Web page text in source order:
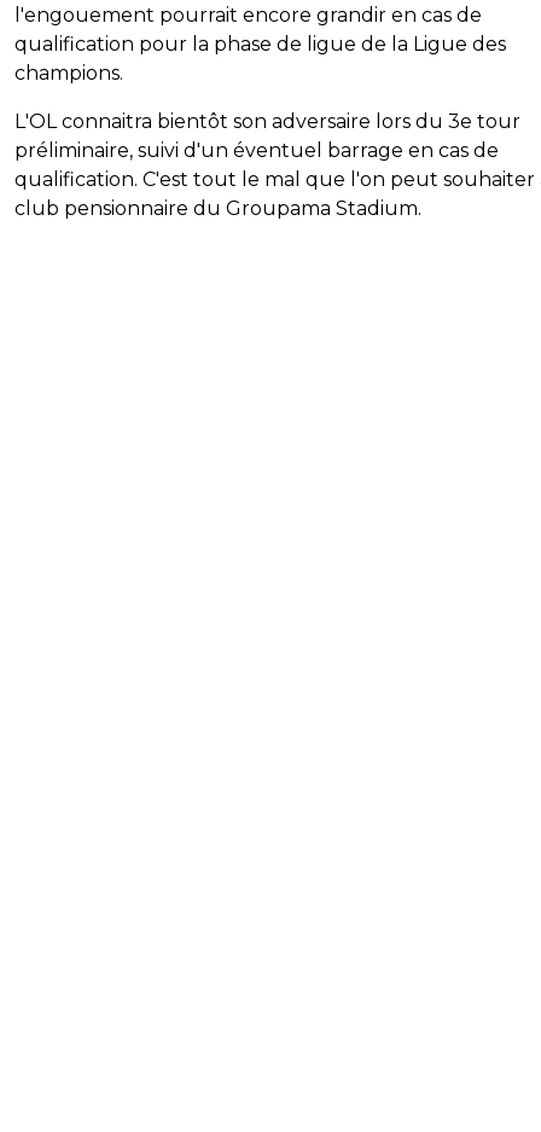
l'engouement pourrait encore grandir en cas de
qualification pour la phase de ligue de la Ligue des
champions.
L'OL connaitra bientôt son adversaire lors du 3e tour
préliminaire, suivi d'un éventuel barrage en cas de
qualification. C'est tout le mal que l'on peut souhaiter
club pensionnaire du Groupama Stadium.